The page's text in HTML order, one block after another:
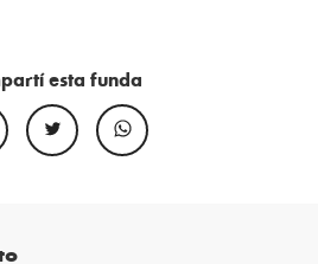
esta funda